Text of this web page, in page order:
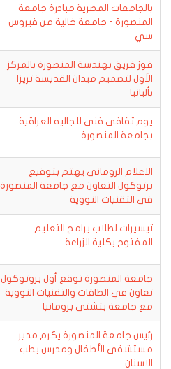
بالجامعات المصرية مبادرة جامعة
المنصورة - جامعة خالية من فيروس
سي
فوز فريق بهندسة المنصورة بالمركز
الأول لتصميم ميدان القديسة تريزا
بألبانيا
يوم ثقافى فنى للجاليه العراقية
بجامعة المنصورة
الاعلام الرومانى يهتم بتوقيع
برتوكول التعاون مع جامعة المنصورة
فى التقنيات النووية
تيسيرات لطلاب برامج التعليم
المفتوح بكلية الزراعة
جامعة المنصورة توقع أول بروتوكول
تعاون في الطاقات والتقنيات النووية
مع جامعة بتشتى برومانيا
رئيس جامعة المنصورة يكرم مدير
مستشفى الأطفال ومدرس بطب
الاسنان